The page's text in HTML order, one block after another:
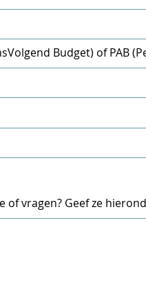
Budget) of PAB
vragen? Geef ze